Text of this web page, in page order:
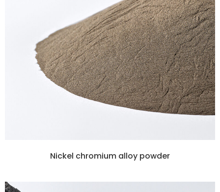
Nickel chromium alloy powder